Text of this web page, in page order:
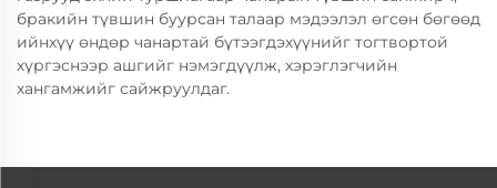
бракийн түвшин буурсан талаар мэдээлэл өгсөн бөгөөд
ийнхүү өндөр чанартай бүтээгдэхүүнийг тогтвортой
хүргэснээр ашгийг нэмэгдүүлж, хэрэглэгчийн
хангамжийг сайжруулдаг.